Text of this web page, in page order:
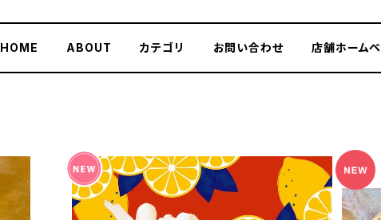
HOME ABOUT カテゴリ お問い合わせ 店舗ホーム